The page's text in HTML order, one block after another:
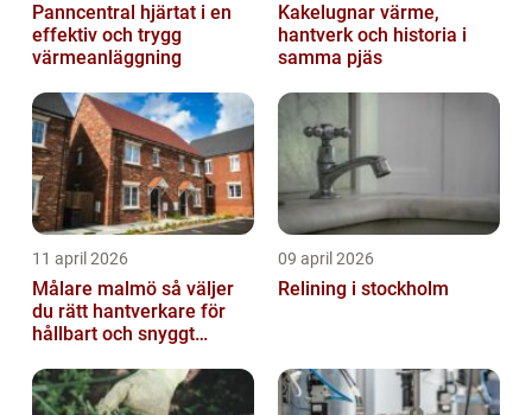
Panncentral hjärtat i en
effektiv och trygg
värmeanläggning
Kakelugnar värme,
hantverk och historia i
samma pjäs
11 april 2026
Målare malmö så väljer
du rätt hantverkare för
hållbart och snyggt
09 april 2026
Relining i stockholm